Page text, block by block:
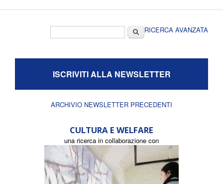
CercaRICERCA AVANZATA
ISCRIVITI ALLA NEWSLETTER
ARCHIVIO NEWSLETTER PRECEDENTI
CULTURA E WELFARE
una ricerca in collaborazione con